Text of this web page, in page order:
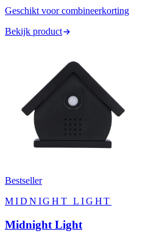
Geschikt voor combineerkorting
Bekijk product
Bestseller
MIDNIGHT LIGHT
Midnight Light